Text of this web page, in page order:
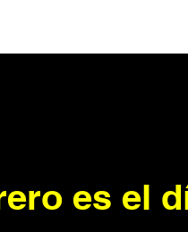
es el